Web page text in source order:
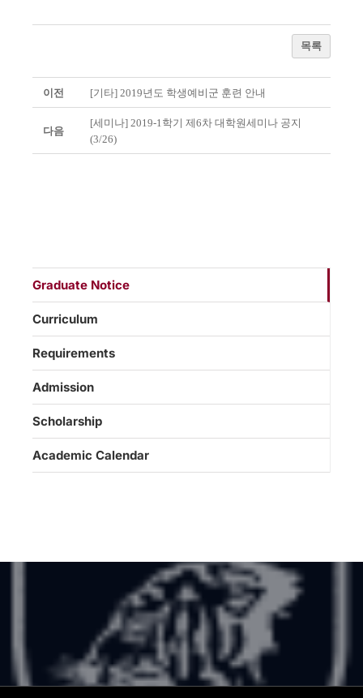
목록
이전 [기타] 2019년도 학생예비군 훈련 안내
다음
[세미나] 2019-1학기 제6차 대학원세미나 공지
(3/26)
Graduate Notice
Curriculum
Requirements
Admission
Scholarship
Academic Calendar